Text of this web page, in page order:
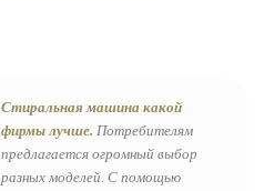
Стиральная машина какой
фирмы лучше. Потребителям
предлагается огромный выбор
разных моделей. С помощью